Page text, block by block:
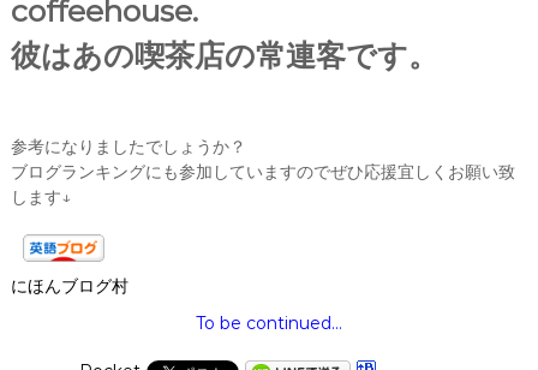
coffeehouse.
彼はあの喫茶店の常連客です。
参考になりましたでしょうか？
ブログランキングにも参加していますのでぜひ応援宜しくお願い致
します↓
にほんブログ村
To be continued…